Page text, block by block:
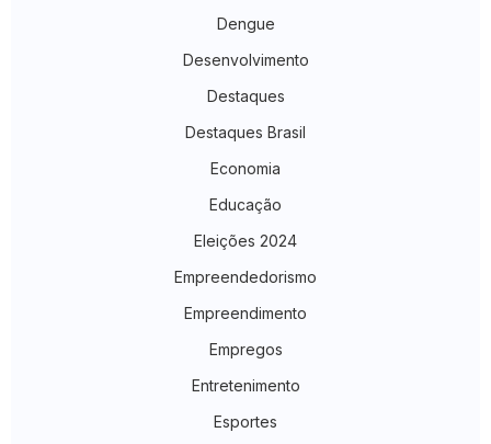
Dengue
Desenvolvimento
Destaques
Destaques Brasil
Economia
Educação
Eleições 2024
Empreendedorismo
Empreendimento
Empregos
Entretenimento
Esportes